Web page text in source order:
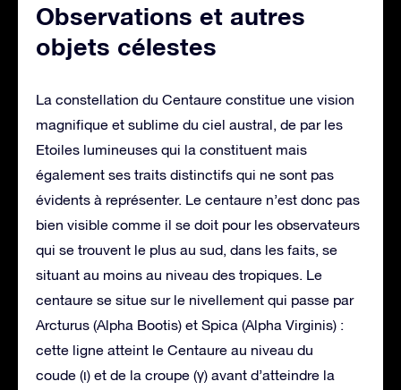
Observations et autres
objets célestes
La constellation du Centaure constitue une vision
magnifique et sublime du ciel austral, de par les
Etoiles lumineuses qui la constituent mais
également ses traits distinctifs qui ne sont pas
évidents à représenter. Le centaure n’est donc pas
bien visible comme il se doit pour les observateurs
qui se trouvent le plus au sud, dans les faits, se
situant au moins au niveau des tropiques. Le
centaure se situe sur le nivellement qui passe par
Arcturus (Alpha Bootis) et Spica (Alpha Virginis) :
cette ligne atteint le Centaure au niveau du
coude (ι) et de la croupe (γ) avant d’atteindre la